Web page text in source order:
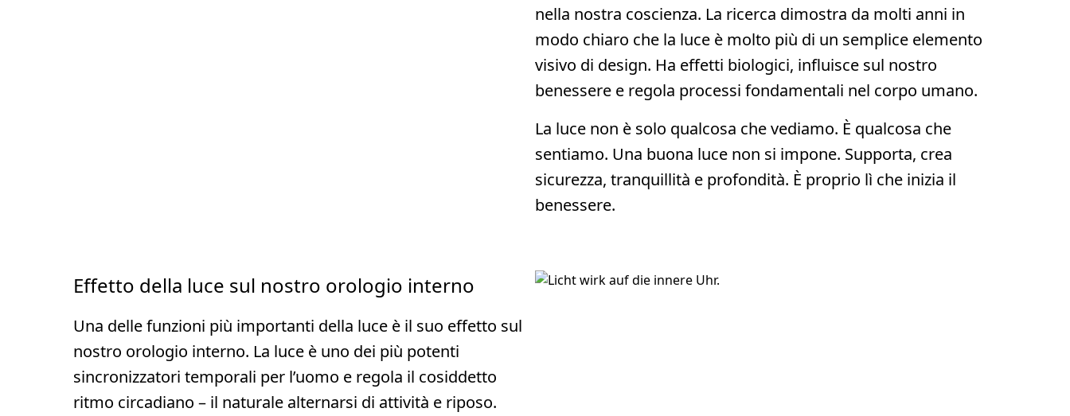
nella nostra coscienza. La ricerca dimostra da molti anni in
modo chiaro che la luce è molto più di un semplice elemento
visivo di design. Ha effetti biologici, influisce sul nostro
benessere e regola processi fondamentali nel corpo umano.
La luce non è solo qualcosa che vediamo. È qualcosa che
sentiamo. Una buona luce non si impone. Supporta, crea
sicurezza, tranquillità e profondità. È proprio lì che inizia il
benessere.
Effetto della luce sul nostro orologio interno
Una delle funzioni più importanti della luce è il suo effetto sul
nostro orologio interno. La luce è uno dei più potenti
sincronizzatori temporali per l’uomo e regola il cosiddetto
ritmo circadiano – il naturale alternarsi di attività e riposo.